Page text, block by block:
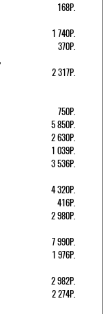
168Р.
1 740Р.
370Р.
2 317Р.
750Р.
5 850Р.
2 630Р.
1 039Р.
3 536Р.
4 320Р.
416Р.
2 980Р.
7 990Р.
1 976Р.
2 982Р.
2 274Р.